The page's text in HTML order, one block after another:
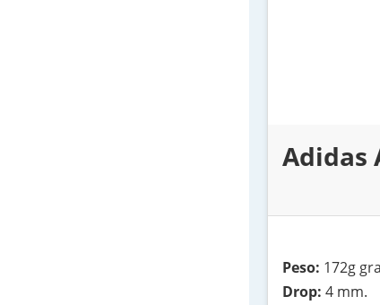
Adidas
Peso: 172g
Drop: 4 mm.